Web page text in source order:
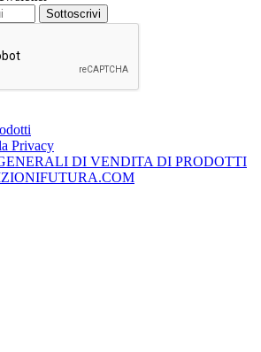
Sottoscrivi
Privacy
DI VENDITA DI PRODOTTI